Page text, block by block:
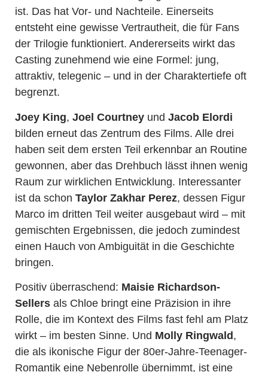
ist. Das hat Vor- und Nachteile. Einerseits
entsteht eine gewisse Vertrautheit, die für Fans
der Trilogie funktioniert. Andererseits wirkt das
Casting zunehmend wie eine Formel: jung,
attraktiv, telegenic – und in der Charaktertiefe oft
begrenzt.
Joey King, Joel Courtney und Jacob Elordi
bilden erneut das Zentrum des Films. Alle drei
haben seit dem ersten Teil erkennbar an Routine
gewonnen, aber das Drehbuch lässt ihnen wenig
Raum zur wirklichen Entwicklung. Interessanter
ist da schon Taylor Zakhar Perez, dessen Figur
Marco im dritten Teil weiter ausgebaut wird – mit
gemischten Ergebnissen, die jedoch zumindest
einen Hauch von Ambiguität in die Geschichte
bringen.
Positiv überraschend: Maisie Richardson-
Sellers als Chloe bringt eine Präzision in ihre
Rolle, die im Kontext des Films fast fehl am Platz
wirkt – im besten Sinne. Und Molly Ringwald ,
die als ikonische Figur der 80er-Jahre-Teenager-
Romantik eine Nebenrolle übernimmt, ist eine